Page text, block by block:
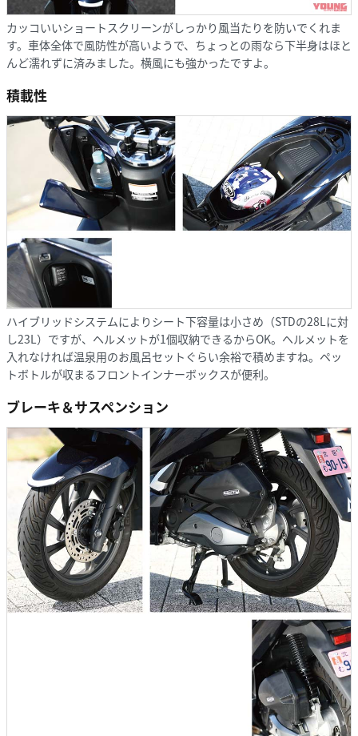
カッコいいショートスクリーンがしっかり風当たりを防いでくれま
す。車体全体で風防性が高いようで、ちょっとの雨なら下半身はほと
んど濡れずに済みました。横風にも強かったですよ。
積載性
ハイブリッドシステムによりシート下容量は小さめ（STDの28Lに対
し23L）ですが、ヘルメットが1個収納できるからOK。ヘルメットを
入れなければ温泉用のお風呂セットぐらい余裕で積めますね。ペッ
トボトルが収まるフロントインナーボックスが便利。
ブレーキ＆サスペンション